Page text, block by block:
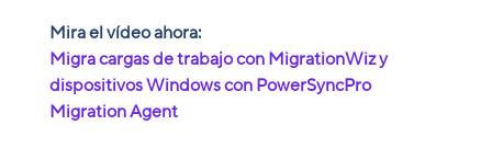
Mira el vídeo ahora:
Migra cargas de trabajo con MigrationWiz y
dispositivos Windows con PowerSyncPro
Migration Agent